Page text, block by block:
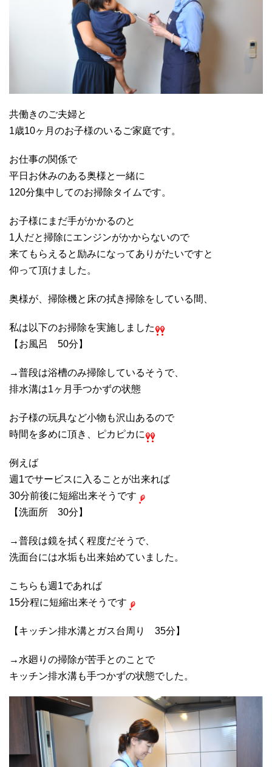
共働きのご夫婦と
1歳10ヶ月のお子様のいるご家庭です。
お仕事の関係で
平日お休みのある奥様と一緒に
120分集中してのお掃除タイムです。
お子様にまだ手がかかるのと
1人だと掃除にエンジンがかからないので
来てもらえると励みになってありがたいですと
仰って頂けました。
奥様が、掃除機と床の拭き掃除をしている間、
私は以下のお掃除を実施しました
【お風呂 50分】
→普段は浴槽のみ掃除しているそうで、
排水溝は1ヶ月手つかずの状態
お子様の玩具など小物も沢山あるので
時間を多めに頂き、ピカピカに
例えば
週1でサービスに入ることが出来れば
30分前後に短縮出来そうです
【洗面所 30分】
→普段は鏡を拭く程度だそうで、
洗面台には水垢も出来始めていました。
こちらも週1であれば
15分程に短縮出来そうです
【キッチン排水溝とガス台周り 35分】
→水廻りの掃除が苦手とのことで
キッチン排水溝も手つかずの状態でした。